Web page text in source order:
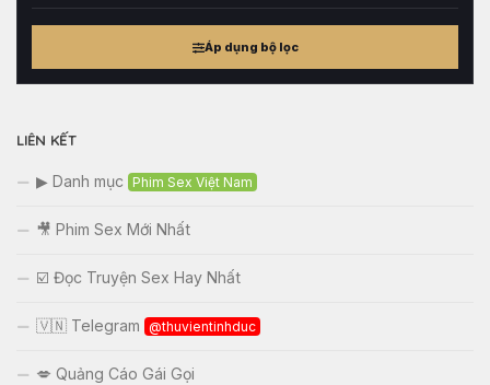
nặng
khảo
Áp dụng bộ lọc
LIÊN KẾT
▶ Danh mục Phim Sex Việt Nam
🎥 Phim Sex Mới Nhất
☑️ Đọc Truyện Sex Hay Nhất
🇻🇳 Telegram @thuvientinhduc
💋 Quảng Cáo Gái Gọi